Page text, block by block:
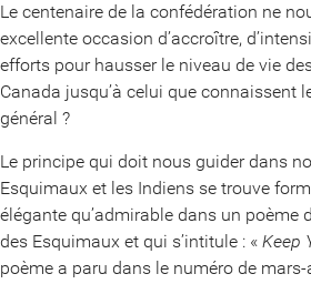
Le centenaire de la confédération ne
excellente occasion d’accroître,
efforts pour hausser le niveau de vie
Canada jusqu’à celui que connaissent
général ?
Le principe qui doit nous guider dans
Esquimaux et les Indiens se trouve
élégante qu’admirable dans un poème
des Esquimaux et qui s’intitule : « Keep
poème a paru dans le numéro de